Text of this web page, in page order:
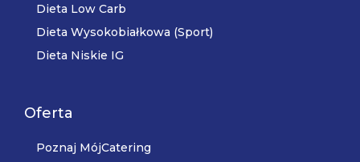
Dieta Low Carb
Dieta Wysokobiałkowa (Sport)
Dieta Niskie IG
Oferta
Poznaj MójCatering